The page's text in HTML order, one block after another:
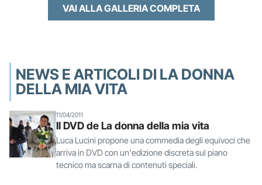
VAI ALLA GALLERIA COMPLETA
NEWS E ARTICOLI DI LA DONNA
DELLA MIA VITA
11/04/2011
Il DVD de La donna della mia vita
Luca Lucini propone una commedia degli equivoci che
arriva in DVD con un'edizione discreta sul piano
tecnico ma scarna di contenuti speciali.